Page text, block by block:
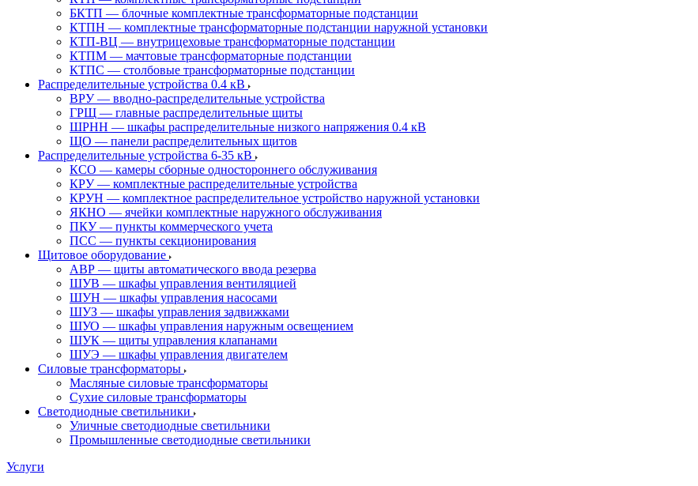
БКТП — блочные комплектные трансформаторные подстанции
КТПН — комплектные трансформаторные подстанции наружной установки
КТП-ВЦ — внутрицеховые трансформаторные подстанции
КТПМ — мачтовые трансформаторные подстанции
КТПС — столбовые трансформаторные подстанции
Распределительные устройства 0.4 кВ
ВРУ — вводно-распределительные устройства
ГРЩ — главные распределительные щиты
ШРНН — шкафы распределительные низкого напряжения 0.4 кВ
ЩО — панели распределительных щитов
Распределительные устройства 6-35 кВ
КСО — камеры сборные одностороннего обслуживания
КРУ — комплектные распределительные устройства
КРУН — комплектное распределительное устройство наружной установки
ЯКНО — ячейки комплектные наружного обслуживания
ПКУ — пункты коммерческого учета
ПСС — пункты секционирования
Щитовое оборудование
АВР — щиты автоматического ввода резерва
ШУВ — шкафы управления вентиляцией
ШУН — шкафы управления насосами
ШУЗ — шкафы управления задвижками
ШУО — шкафы управления наружным освещением
ШУК — щиты управления клапанами
ШУЭ — шкафы управления двигателем
Силовые трансформаторы
Масляные силовые трансформаторы
Сухие силовые трансформаторы
Светодиодные светильники
Уличные светодиодные светильники
Промышленные светодиодные светильники
Услуги